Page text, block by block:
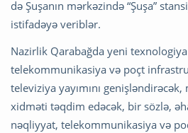
də Şuşanın mərkəzində “Şuşa”
istifadəyə veriblər.
Nazirlik Qarabağda yeni texnologiya
telekommunikasiya və poçt
televiziya yayımını
xidməti təqdim edəcək, bir sözlə,
nəqliyyat, telekommunikasiya və